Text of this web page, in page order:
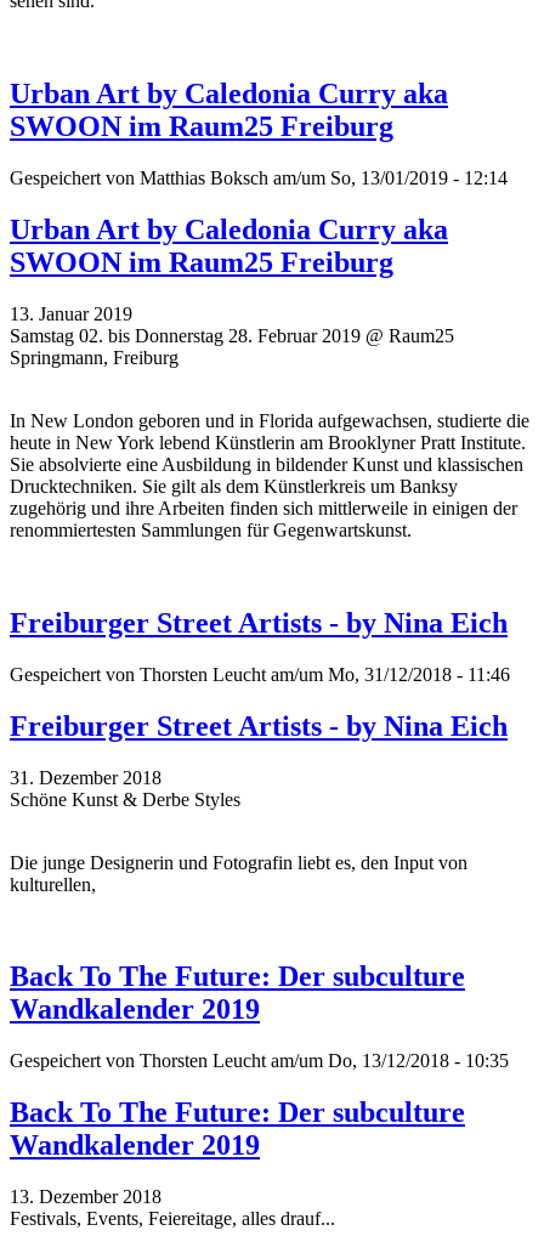
Urban Art by Caledonia Curry aka
SWOON im Raum25 Freiburg
Gespeichert von Matthias Boksch am/um So, 13/01/2019 - 12:14
Urban Art by Caledonia Curry aka
SWOON im Raum25 Freiburg
13. Januar 2019
Samstag 02. bis Donnerstag 28. Februar 2019 @ Raum25
Springmann, Freiburg
In New London geboren und in Florida aufgewachsen, studierte die
heute in New York lebend Künstlerin am Brooklyner Pratt Institute.
Sie absolvierte eine Ausbildung in bildender Kunst und klassischen
Drucktechniken. Sie gilt als dem Künstlerkreis um Banksy
zugehörig und ihre Arbeiten finden sich mittlerweile in einigen der
renommiertesten Sammlungen für Gegenwartskunst.
Freiburger Street Artists - by Nina Eich
Gespeichert von Thorsten Leucht am/um Mo, 31/12/2018 - 11:46
Freiburger Street Artists - by Nina Eich
31. Dezember 2018
Schöne Kunst & Derbe Styles
Die junge Designerin und Fotografin liebt es, den Input von
kulturellen,
Back To The Future: Der subculture
Wandkalender 2019
Gespeichert von Thorsten Leucht am/um Do, 13/12/2018 - 10:35
Back To The Future: Der subculture
Wandkalender 2019
13. Dezember 2018
Festivals, Events, Feiereitage, alles drauf...